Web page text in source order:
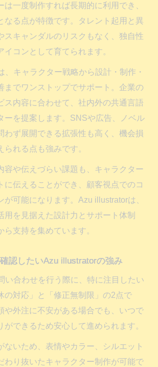
は一度制作すれば長期的に利用でき、
なる点が特徴です。タレント起用と異
スキャンダルのリスクもなく、独自性
イコンとして育てられます。
、キャラクター戦略から設計・制作・
までワンストップでサポート。企業の
ス内容に合わせて、社内外の共通言語
ーを提案します。SNSや広告、ノベル
わず展開できる拡張性も高く、機会損
られる点も強みです。
容や伝えづらい課題も、キャラクター
に伝えることができ、顧客視点でのコ
が可能になります。Azu illustratorは、
用を見据えた設計力とサポート体制
ら支持を集めています。
認したいAzu illustratorの強み
い合わせを行う際に、特に注目したい
の対応」と「修正無制限」の2点で
や外注に不安がある場合でも、いつで
ができるため安心して進められます。
ないため、表情やカラー、シルエット
わり抜いたキャラクター制作が可能で